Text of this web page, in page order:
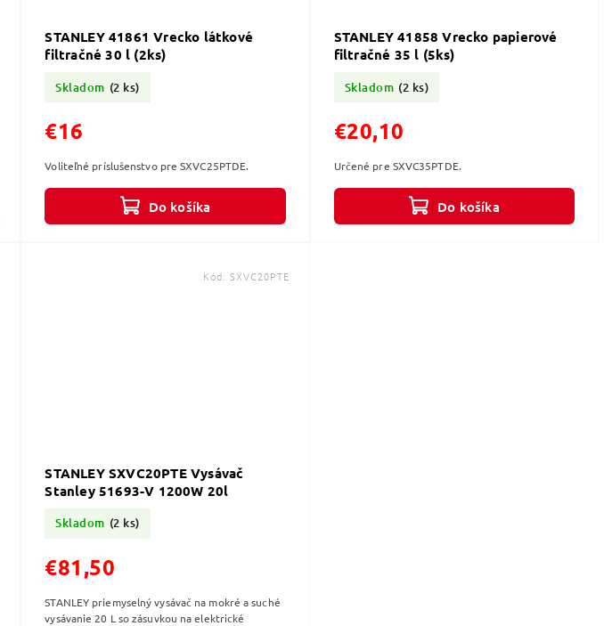
STANLEY 41861 Vrecko látkové
filtračné 30 l (2ks)
Skladom (2 ks)
€16
Do košíka
Voliteľné príslušenstvo pre SXVC25PTDE.
STANLEY 41858 Vrecko papierové
filtračné 35 l (5ks)
Skladom (2 ks)
€20,10
Do košíka
Určené pre SXVC35PTDE.
STANLEY SXVC20PTE Vysávač
Stanley 51693-V 1200W 20l
Skladom (2 ks)
€81,50
STANLEY priemyselný vysávač na mokré a suché
vysávanie 20 L so zásuvkou na elektrické
Kód: SXVC20PTE